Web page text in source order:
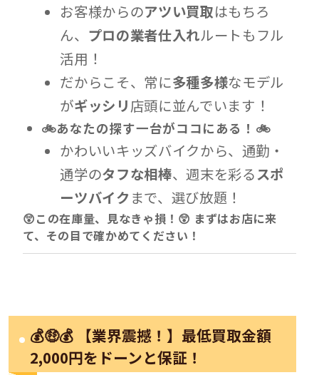
お客様からのアツい買取はもちろ
ん、 プロの業者仕入れルートもフル
活用！
だからこそ、常に多種多様なモデル
がギッシリ店頭に並んでいます！
🚲あなたの探す一台がココにある！🚲
かわいいキッズバイクから、通勤・
通学のタフな相棒、週末を彩るスポ
ーツバイクまで、選び放題！
😲この在庫量、見なきゃ損！😲 まずはお店に来
て、その目で確かめてください！
💰🤑💰 【業界震撼！】最低買取金額
2,000円をドーンと保証！